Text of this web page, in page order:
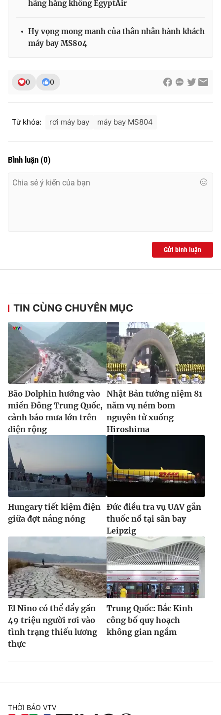
Ðiện thoại Thời báo VTV:024.66 897 897
Liên hệ quảng cáo:024-7300.7108
thuận bằng văn bản. Ghi rõ nguồn VTV.vn khi phát hành lại
hãng hàng không EgyptAir
Hy vọng mong manh của thân nhân hành khách
máy bay MS804
0 0
Từ khóa: rơi máy bay máy bay MS804
Bình luận (0)
Gửi bình luận
TIN CÙNG CHUYÊN MỤC
Bão Dolphin hướng vào
miền Đông Trung Quốc,
cảnh báo mưa lớn trên
diện rộng
Nhật Bản tưởng niệm 81
năm vụ ném bom
nguyên tử xuống
Hiroshima
Hungary tiết kiệm điện
giữa đợt nắng nóng
Đức điều tra vụ UAV gắn
thuốc nổ tại sân bay
Leipzig
El Nino có thể đẩy gần
49 triệu người rơi vào
tình trạng thiếu lương
thực
Trung Quốc: Bắc Kinh
công bố quy hoạch
không gian ngầm
THỜI BÁO VTV